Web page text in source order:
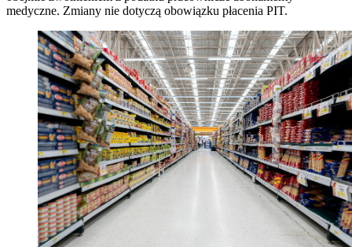
medyczne. Zmiany nie dotyczą obowiązku płacenia PIT.